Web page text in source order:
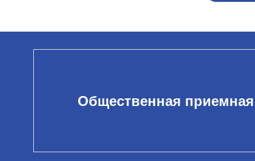
Общественная приемная